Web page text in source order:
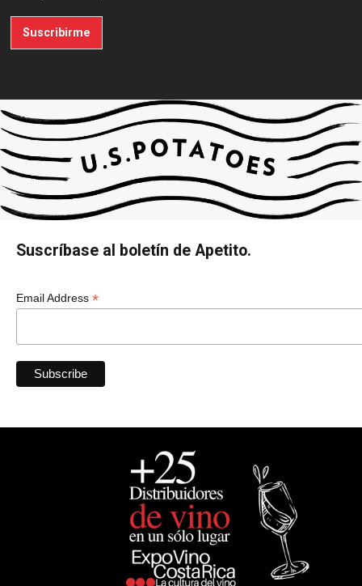
Suscribirme
Suscríbase al boletín de Apetito.
Email Address *